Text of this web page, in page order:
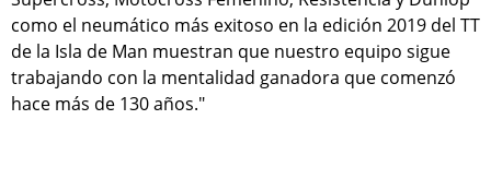
como el neumático más exitoso en la edición 2019 del TT
de la Isla de Man muestran que nuestro equipo sigue
trabajando con la mentalidad ganadora que comenzó
hace más de 130 años."